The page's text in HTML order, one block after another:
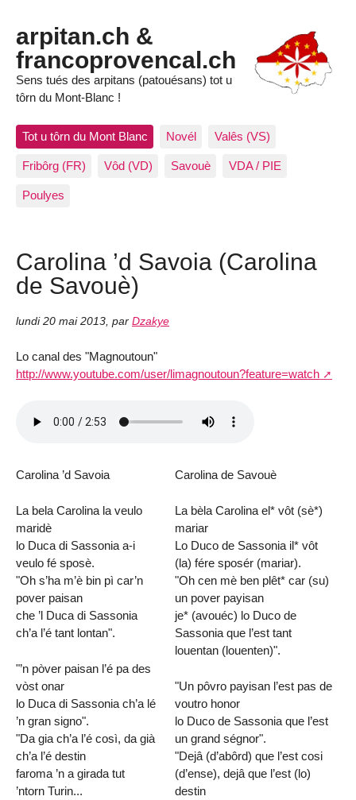
arpitan.ch &
francoprovencal.ch
Sens tués des arpitans (patouésans) tot u
tôrn du Mont-Blanc !
Tot u tôrn du Mont Blanc Novél Valês (VS)
Fribôrg (FR) Vôd (VD) Savouè VDA / PIE
Poulyes
Carolina ’d Savoia (Carolina
de Savouè)
lundi 20 mai 2013 par Dzakye
Lo canal des "Magnoutoun"
http://www.youtube.com/user/limagnoutoun?feature=watch
Carolina ’d Savoia
La bela Carolina la veulo
maridè
lo Duca di Sassonia a-i
veulo fé sposè.
"Oh s’ha m’è bin pì car’n
pover paisan
che ’l Duca di Sassonia
ch’a l’é tant lontan".
"’n pòver paisan l’é pa des
vòst onar
lo Duca di Sassonia ch’a lé
’n gran signo".
"Da gia ch’a l’é così, da già
ch’a l’é destin
faroma ’n a girada tut
’ntorn Turin...
Carolina de Savouè
La bèla Carolina el* vôt (sè*)
mariar
Lo Duco de Sassonia il* vôt
(la) fére sposér (mariar).
"Oh cen mè ben plêt* car (su)
un pover payisan
je* (avouéc) lo Duco de
Sassonia que l’est tant
louentan (louenten)".
"Un pôvro payisan l’est pas de
voutro honor
lo Duco de Sassonia que l’est
un grand ségnor".
"Dejâ (d’abôrd) que l’est cosi
(d’ense), dejâ que l’est (lo)
destin